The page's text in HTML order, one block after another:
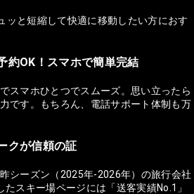
ッと短縮して快適に移動したい方におす
約OK！スマホで簡単完結
スマホひとつでスムーズ。思い立ったら
です。もちろん、電話サポート体制も万
クが信頼の証
シーズン（2025年-2026年）の旅行会社
スキー場ページには「送客実績No.1」